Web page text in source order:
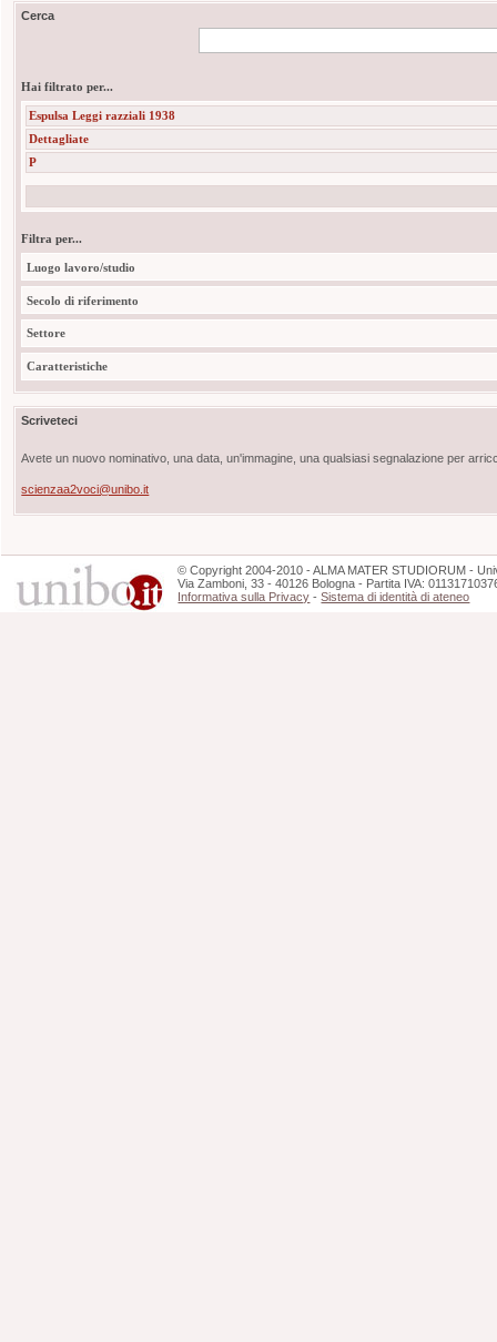
Cerca
Hai filtrato per...
Espulsa Leggi razziali 1938
Dettagliate
P
Filtra per...
Luogo lavoro/studio
Secolo di riferimento
Settore
Caratteristiche
Scriveteci
Avete un nuovo nominativo, una data, un'immagine, una qualsiasi segnalazione per
scienzaa2voci@unibo.it
©Copyright 2004-2010 - ALMA MATER STUDIORUM -
Via Zamboni, 33 - 40126 Bologna - Partita IVA:
Informativa sulla Privacy -Sistema di identità di ateneo